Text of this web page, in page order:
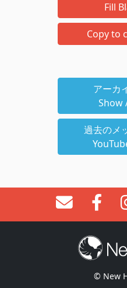
Fill
Copy to
アーカ
Show
過去のメ
© New